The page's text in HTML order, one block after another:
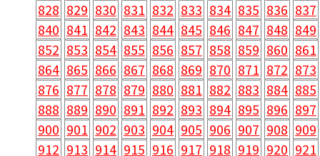
828 829 830 831 832 833 834 835 836 837
840 841 842 843 844 845 846 847 848 849
852 853 854 855 856 857 858 859 860 861
864 865 866 867 868 869 870 871 872 873
876 877 878 879 880 881 882 883 884 885
888 889 890 891 892 893 894 895 896 897
900 901 902 903 904 905 906 907 908 909
912 913 914 915 916 917 918 919 920 921